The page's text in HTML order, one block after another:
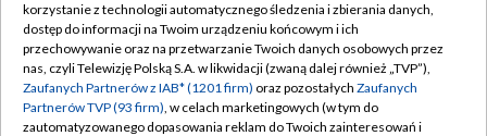
TVP
Abonament TVP
Emisja w TVP
Centrum informacji TVP
Regulamin TVP
Polityka prywatności
Moje zgody
korzystanie z technologii automatycznego śledzenia i zbierania danych,
dostęp do informacji na Twoim urządzeniu końcowym i ich
przechowywanie oraz na przetwarzanie Twoich danych osobowych przez
nas, czyli Telewizję Polską S.A. w likwidacji (zwaną dalej również „TVP”),
Zaufanych Partnerów z IAB* (1201 firm) oraz pozostałych Zaufanych
Partnerów TVP (93 firm), w celach marketingowych (w tym do
zautomatyzowanego dopasowania reklam do Twoich zainteresowań i